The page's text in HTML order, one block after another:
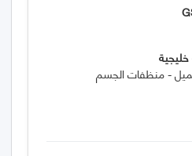
- منظفات الجسم